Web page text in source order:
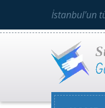
İstanbul'un